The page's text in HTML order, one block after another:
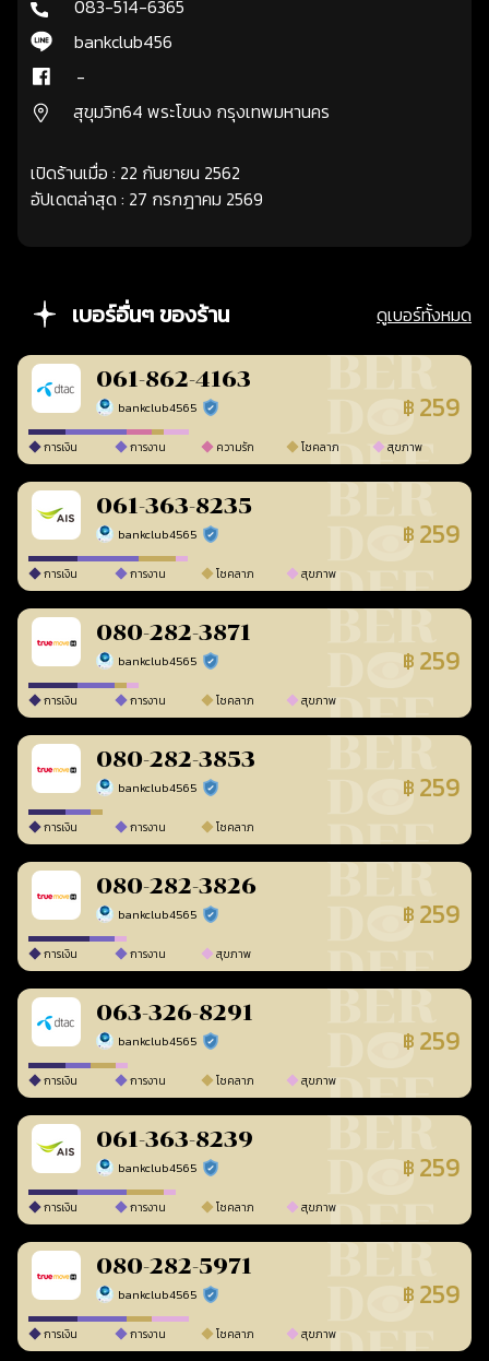
083-514-6365
bankclub456
-
สุขุมวิท64 พระโขนง กรุงเทพมหานคร
เปิดร้านเมื่อ : 22 กันยายน 2562
อัปเดตล่าสุด : 27 กรกฎาคม 2569
เบอร์อื่นๆ ของร้าน ดูเบอร์ทั้งหมด
061-862-4163
bankclub4565 ร้านยืนยันแล้ว ฿ 259
การเงิน การงาน ความรัก โชคลาภ สุขภาพ
061-363-8235
bankclub4565 ร้านยืนยันแล้ว ฿ 259
การเงิน การงาน โชคลาภ สุขภาพ
080-282-3871
bankclub4565 ร้านยืนยันแล้ว ฿ 259
การเงิน การงาน โชคลาภ สุขภาพ
080-282-3853
bankclub4565 ร้านยืนยันแล้ว ฿ 259
การเงิน การงาน โชคลาภ
080-282-3826
bankclub4565 ร้านยืนยันแล้ว ฿ 259
การเงิน การงาน สุขภาพ
063-326-8291
bankclub4565 ร้านยืนยันแล้ว ฿ 259
การเงิน การงาน โชคลาภ สุขภาพ
061-363-8239
bankclub4565 ร้านยืนยันแล้ว ฿ 259
การเงิน การงาน โชคลาภ สุขภาพ
080-282-5971
bankclub4565 ร้านยืนยันแล้ว ฿ 259
การเงิน การงาน โชคลาภ สุขภาพ